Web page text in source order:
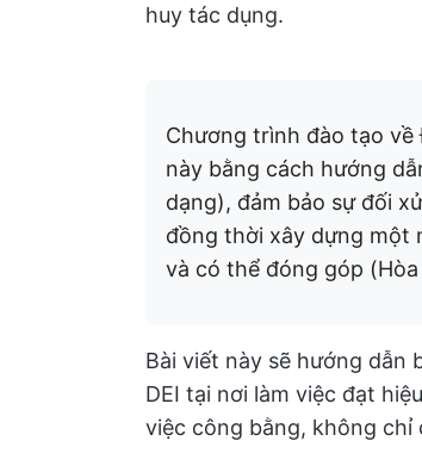
huy tác dụng.
Chương trình đào tạo về
này bằng cách hướng
dạng), đảm bảo sự đối
đồng thời xây dựng một
và có thể đóng góp
Bài viết này sẽ hướng dẫn
DEI tại nơi làm việc đạt
việc công bằng, không chỉ